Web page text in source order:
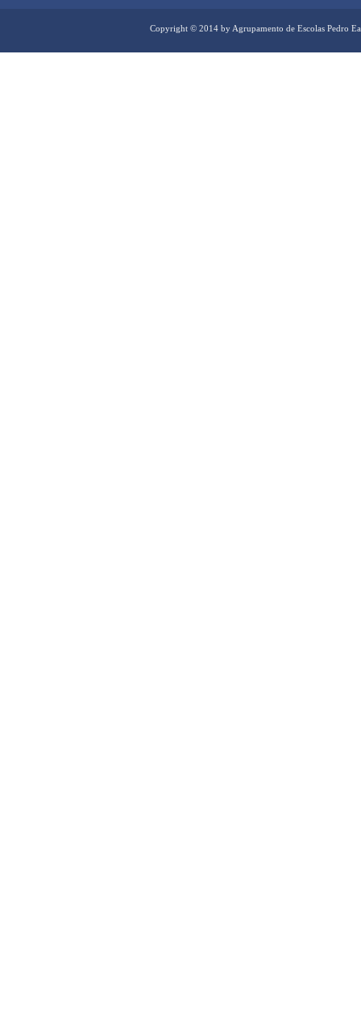
Copyright © 2014 by Agrupamento de Escolas Pedro